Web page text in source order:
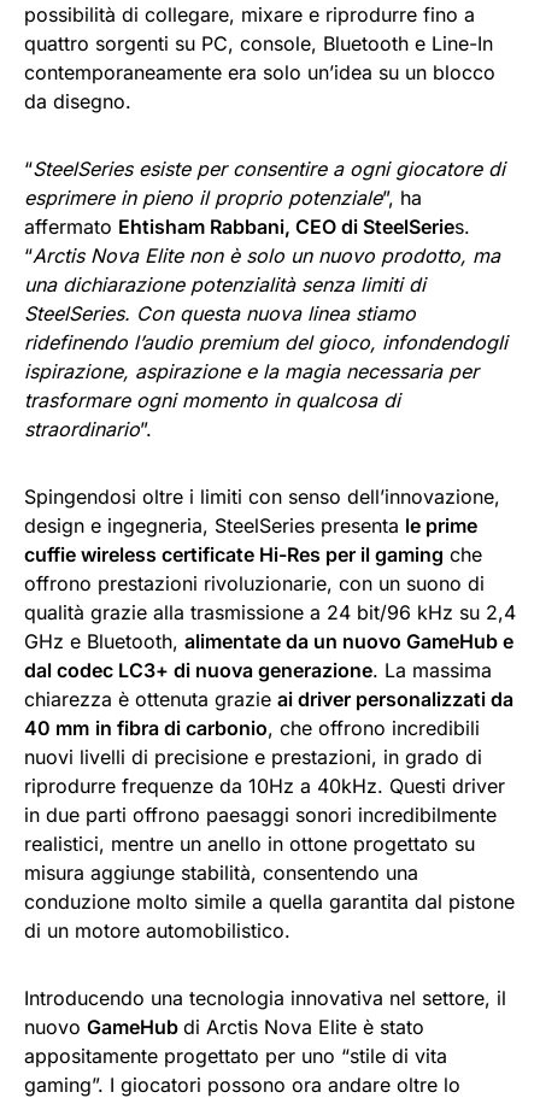
possibilità di collegare, mixare e riprodurre fino a
quattro sorgenti su PC, console, Bluetooth e Line-In
contemporaneamente era solo un’idea su un blocco
da disegno.
“SteelSeries esiste per consentire a ogni giocatore di
esprimere in pieno il proprio potenziale”, ha
affermato Ehtisham Rabbani, CEO di SteelSeries.
“Arctis Nova Elite non è solo un nuovo prodotto, ma
una dichiarazione potenzialità senza limiti di
SteelSeries. Con questa nuova linea stiamo
ridefinendo l’audio premium del gioco, infondendogli
ispirazione, aspirazione e la magia necessaria per
trasformare ogni momento in qualcosa di
straordinario”.
Spingendosi oltre i limiti con senso dell’innovazione,
design e ingegneria, SteelSeries presenta le prime
cuffie wireless certificate Hi-Res per il gaming che
offrono prestazioni rivoluzionarie, con un suono di
qualità grazie alla trasmissione a 24 bit/96 kHz su 2,4
GHz e Bluetooth, alimentate da un nuovo GameHub e
dal codec LC3+ di nuova generazione. La massima
chiarezza è ottenuta grazie ai driver personalizzati da
40 mm in fibra di carbonio, che offrono incredibili
nuovi livelli di precisione e prestazioni, in grado di
riprodurre frequenze da 10Hz a 40kHz. Questi driver
in due parti offrono paesaggi sonori incredibilmente
realistici, mentre un anello in ottone progettato su
misura aggiunge stabilità, consentendo una
conduzione molto simile a quella garantita dal pistone
di un motore automobilistico.
Introducendo una tecnologia innovativa nel settore, il
nuovo GameHub di Arctis Nova Elite è stato
appositamente progettato per uno “stile di vita
gaming”. I giocatori possono ora andare oltre lo